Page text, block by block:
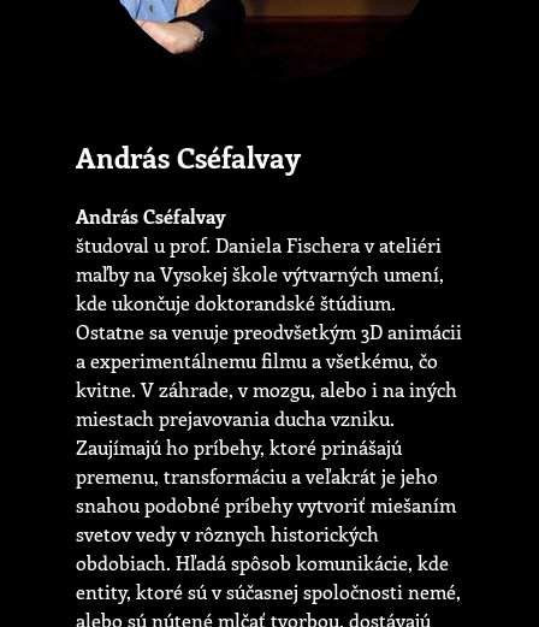
András Cséfalvay
András Cséfalvay
študoval u prof. Daniela Fischera v ateliéri
maľby na Vysokej škole výtvarných umení,
kde ukončuje doktorandské štúdium.
Ostatne sa venuje preodvšetkým 3D animácii
a experimentálnemu filmu a všetkému, čo
kvitne. V záhrade, v mozgu, alebo i na iných
miestach prejavovania ducha vzniku.
Zaujímajú ho príbehy, ktoré prinášajú
premenu, transformáciu a veľakrát je jeho
snahou podobné príbehy vytvoriť miešaním
svetov vedy v rôznych historických
obdobiach. Hľadá spôsob komunikácie, kde
entity, ktoré sú v súčasnej spoločnosti nemé,
alebo sú nútené mlčať tvorbou, dostávajú